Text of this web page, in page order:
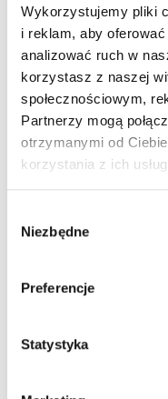
Wykorzystujemy pliki
i reklam, aby
analizować ruch w
korzystasz z naszej
społecznościowym,
Partnerzy mogą
otrzymanymi od
korzystania z ich
zgody
Niezbędne
Preferencje
Statystyka
Wynajem
Selekt
ratę przez cały